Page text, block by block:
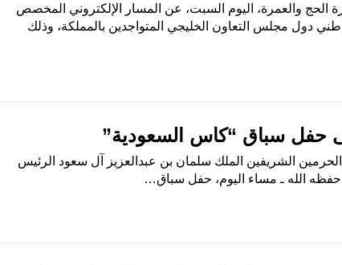
الحج والعمرة، اليوم السبت، عن المسار الإلكتروني المخصص
دول مجلس التعاون الخليجي المتواجدين بالمملكة، وذلك
حفل سباق “كأس السعودية”
الشريفين الملك سلمان بن عبدالعزيز آل سعود الرئيس
حفظه الله ـ مساء اليوم، حفل سباق…